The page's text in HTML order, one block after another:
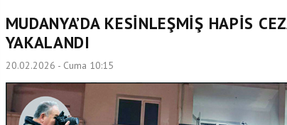
MUDANYA’DA KESİNLEŞMİŞ HAPİS
YAKALANDI
20.02.2026 - Cuma 10:15